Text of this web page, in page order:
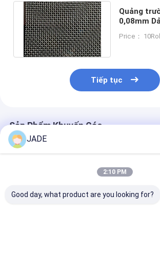
Quảng
0,08mm
nghiệp
Price：
Tiếp tục
Sản Phẩm Khuyến Cáo
JADE
2:10 PM
Good day, what product are you looking for?